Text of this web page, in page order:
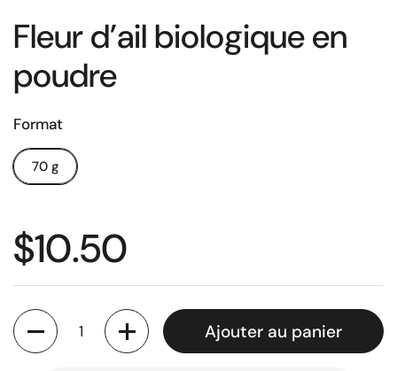
Fleur d’ail biologique en
poudre
Format
70 g
$10.50
Quantité
Ajouter au panier